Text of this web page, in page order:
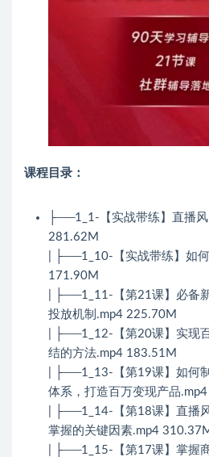
课程目录：
├──1_1-【实战带练】直播
281.62M
| ├──1_10-【实战带练】如
171.90M
| ├──1_11-【第21课】必备
投放机制.mp4 225.70M
| ├──1_12-【第20课】实现
结的方法.mp4 183.51M
| ├──1_13-【第19课】如何
体系，打造百万变现产品
| ├──1_14-【第18课】直播
掌握的关键因素.mp4
| ├──1_15-【第17课】掌握